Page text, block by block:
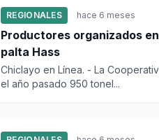
REGIONALES hace 6 meses
Productores organizados
palta Hass
Chiclayo en Línea. - La
el año pasado 950 tonel...